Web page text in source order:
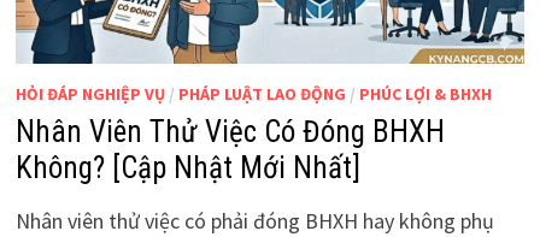
HỎI ĐÁP NGHIỆP VỤ/ PHÁP LUẬT LAO ĐỘNG / PHÚC LỢI & BHXH
Nhân Viên Thử Việc Có Đóng BHXH
Không? [Cập Nhật Mới Nhất]
Nhân viên thử việc có phải đóng BHXH hay không phụ